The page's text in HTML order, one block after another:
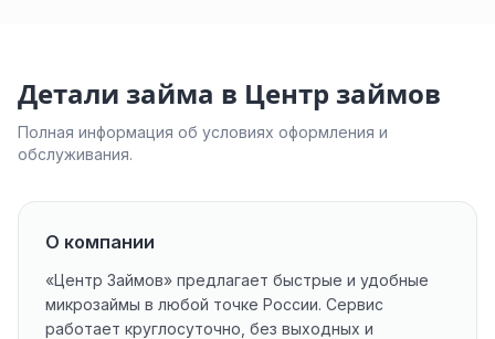
Детали займа в Центр займов
Полная информация об условиях оформления и
обслуживания.
О компании
«Центр Займов» предлагает быстрые и удобные
микрозаймы в любой точке России. Сервис
работает круглосуточно, без выходных и